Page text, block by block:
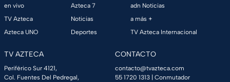
en vivo
TV Azteca
Azteca UNO
Azteca 7
Noticias
Deportes
adn Noticias
a más +
TV Azteca Internacional
TV AZTECA
Periférico Sur 4121,
Col. Fuentes Del Pedregal,
CONTACTO
contacto@tvazteca.com
55 1720 1313 | Conmutador